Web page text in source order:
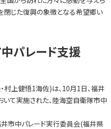
閉じた復興の象徴となる希望郷い
パレード支援
上健悟1海佐)は、10月1日、福井
いて実施された、陸海空自衛隊市中
市中パレード実行委員会(福井県